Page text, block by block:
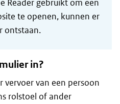
Reader gebruikt om een
te openen, kunnen er
ontstaan.
in?
vervoer van een persoon
rolstoel of ander